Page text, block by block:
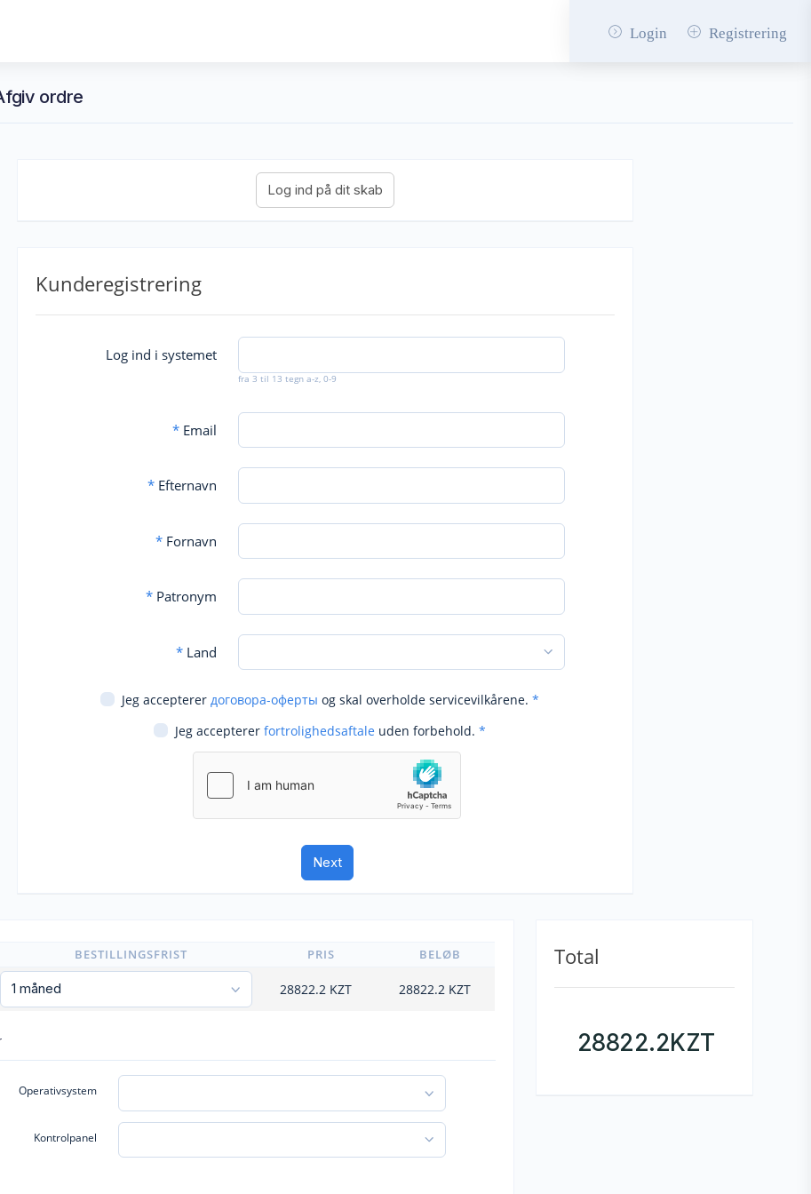
Login Registrering
ordre
Kunderegistrering
Log ind i systemet
fra 3 til 13 tegn a-z, 0-9
*Email
*Efternavn
*Fornavn
*Patronym
*Land
Jeg accepterer договора-оферты og skal overholde servicevilkårene. *
Jeg accepterer fortrolighedsaftale uden forbehold. *
BESTILLINGSFRIST PRIS BELØB
28822.2 KZT 28822.2 KZT
Operativsystem
Kontrolpanel
Total
28822.2KZT